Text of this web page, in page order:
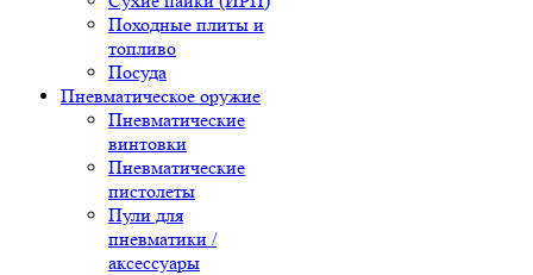
Походные плиты и
топливо
Посуда
Пневматическое оружие
Пневматические
винтовки
Пневматические
пистолеты
Пули для
пневматики /
аксессуары